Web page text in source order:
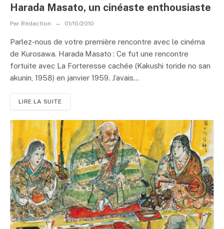
Harada Masato, un cinéaste enthousiaste
Par Rédaction 01/10/2010
Parlez-nous de votre première rencontre avec le cinéma
de Kurosawa. Harada Masato : Ce fut une rencontre
fortuite avec La Forteresse cachée (Kakushi toride no san
akunin, 1958) en janvier 1959. J’avais...
LIRE LA SUITE